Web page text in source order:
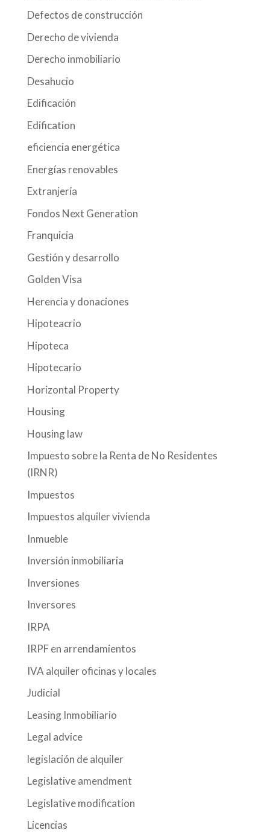
Defectos de construcción
Derecho de vivienda
Derecho inmobiliario
Desahucio
Edificación
Edification
eficiencia energética
Energías renovables
Extranjería
Fondos Next Generation
Franquicia
Gestión y desarrollo
Golden Visa
Herencia y donaciones
Hipoteacrio
Hipoteca
Hipotecario
Horizontal Property
Housing
Housing law
Impuesto sobre la Renta de No Residentes
(IRNR)
Impuestos
Impuestos alquiler vivienda
Inmueble
Inversión inmobiliaria
Inversiones
Inversores
IRPA
IRPF en arrendamientos
IVA alquiler oficinas y locales
Judicial
Leasing Inmobiliario
Legal advice
legislación de alquiler
Legislative amendment
Legislative modification
Licencias